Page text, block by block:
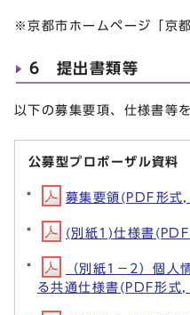
※京都市ホームページ「京
6 提出書類等
以下の募集要項、仕様書等
公募型プロポーザル資料
募集要領(PDF形
(別紙1)仕様書
（別紙1－2）個人
る共通仕様書(PDF形